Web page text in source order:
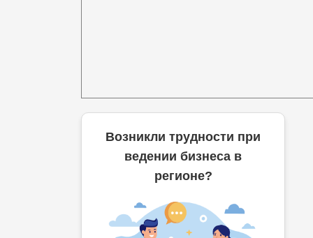
Возникли трудности при
ведении бизнеса в
регионе?